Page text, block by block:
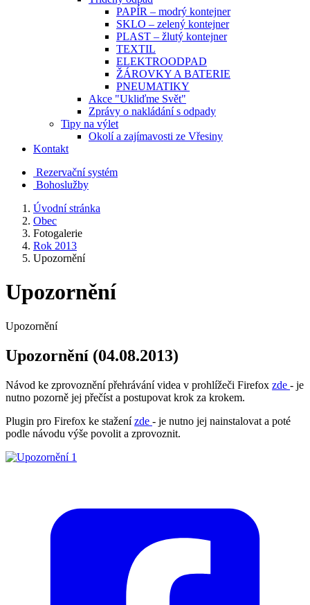
PAPÍR – modrý kontejner
SKLO – zelený kontejner
PLAST – žlutý kontejner
TEXTIL
ELEKTROODPAD
ŽÁROVKY A BATERIE
PNEUMATIKY
Akce "Ukliďme Svět"
Zprávy o nakládání s odpady
Tipy na výlet
Okolí a zajímavosti ze Vřesiny
Kontakt
Rezervační systém
Bohoslužby
Úvodní stránka
Obec
Fotogalerie
Rok 2013
Upozornění
Upozornění
Upozornění
Upozornění (04.08.2013)
Návod ke zprovoznění přehrávání videa v prohlížeči Firefox zde - je
nutno pozorně jej přečíst a postupovat krok za krokem.
Plugin pro Firefox ke staženízde - je nutno jej nainstalovat a poté
podle návodu výše povolit a zprovoznit.